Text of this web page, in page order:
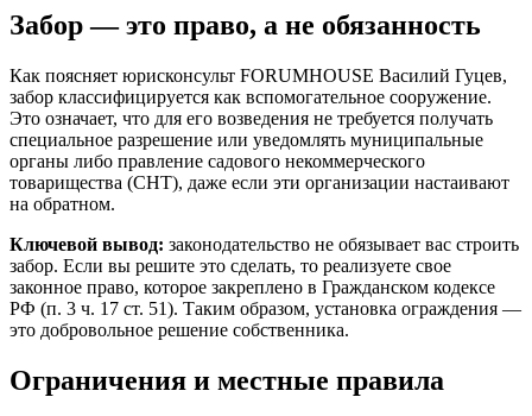
Забор — это право, а не обязанность
Как поясняет юрисконсульт FORUMHOUSE Василий Гуцев,
забор классифицируется как вспомогательное сооружение.
Это означает, что для его возведения не требуется получать
специальное разрешение или уведомлять муниципальные
органы либо правление садового некоммерческого
товарищества (СНТ), даже если эти организации настаивают
на обратном.
Ключевой вывод: законодательство не обязывает вас строить
забор. Если вы решите это сделать, то реализуете свое
законное право, которое закреплено в Гражданском кодексе
РФ (п. 3 ч. 17 ст. 51). Таким образом, установка ограждения —
это добровольное решение собственника.
Ограничения и местные правила